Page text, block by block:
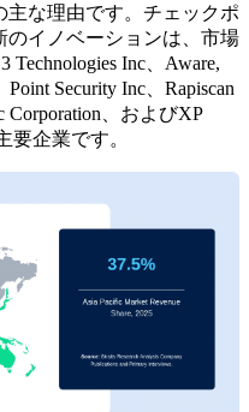
主な理由です。チェックポ
のイノベーションは、市場
Inc、Aware,
Security Inc、Rapiscan
Corporation、およびXP
要企業です。